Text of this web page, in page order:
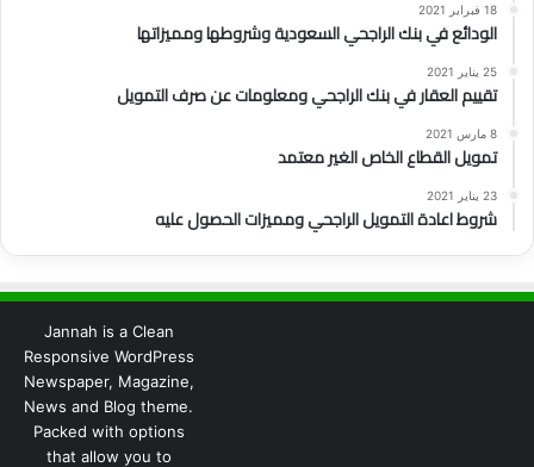
18 فبراير 2021
الودائع في بنك الراجحي السعودية وشروطها ومميزاتها
25 يناير 2021
تقييم العقار في بنك الراجحي ومعلومات عن صرف التمويل
8 مارس 2021
تمويل القطاع الخاص الغير معتمد
23 يناير 2021
شروط اعادة التمويل الراجحي ومميزات الحصول عليه
Jannah is a Clean
Responsive WordPress
Newspaper, Magazine,
News and Blog theme.
Packed with options
that allow you to